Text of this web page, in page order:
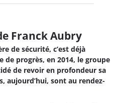
Franck Aubry
de sécurité, c’est déjà
de progrès, en 2014, le groupe
de revoir en profondeur sa
aujourd’hui, sont au rendez-